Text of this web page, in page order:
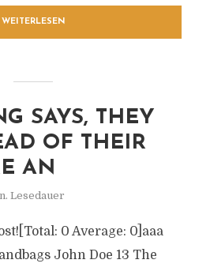
WEITERLESEN
SAYS, THEY
OF THEIR
AN
Lesedauer
0 Average: 0]aaa
John Doe 13 The